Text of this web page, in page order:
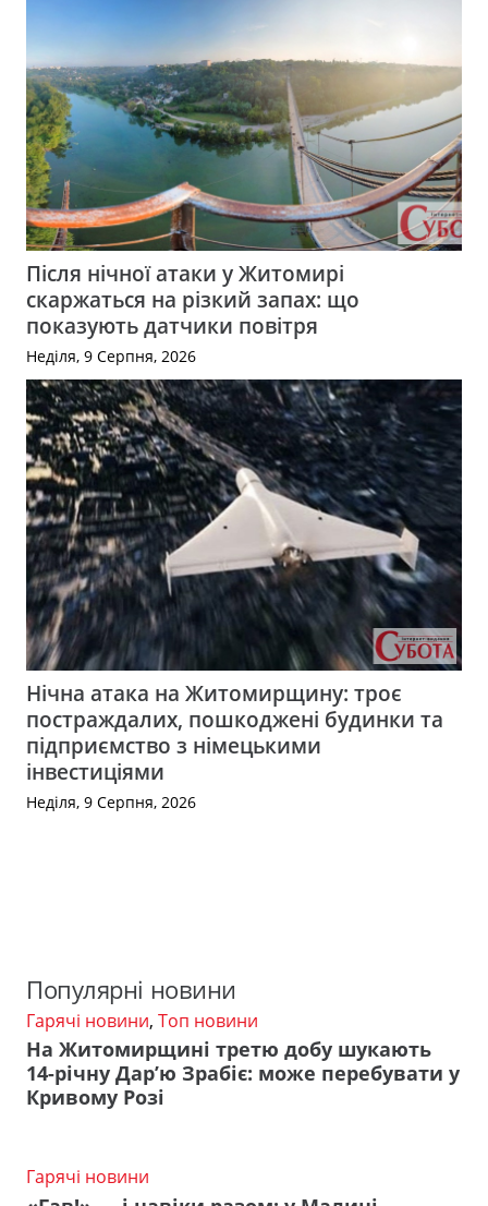
Після нічної атаки у Житомирі
скаржаться на різкий запах: що
показують датчики повітря
Неділя, 9 Серпня, 2026
Нічна атака на Житомирщину: троє
постраждалих, пошкоджені будинки та
підприємство з німецькими
інвестиціями
Неділя, 9 Серпня, 2026
Популярні новини
Гарячі новини, Топ новини
На Житомирщині третю добу шукають
14-річну Дар’ю Зрабіє: може перебувати у
Кривому Розі
Гарячі новини